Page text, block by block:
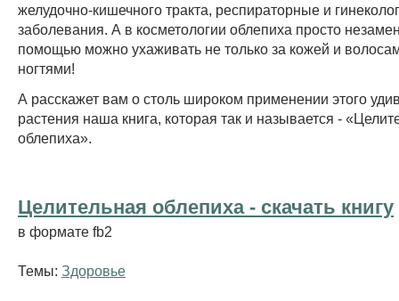
желудочно-кишечного тракта, респираторные и
заболевания. А в косметологии облепиха просто
помощью можно ухаживать не только за кожей и
ногтями!
А расскажет вам о столь широком применении этого
растения наша книга, которая так и называется -
облепиха».
Целительная облепиха - cкачать книгу
в формате fb2
Темы: Здоровье